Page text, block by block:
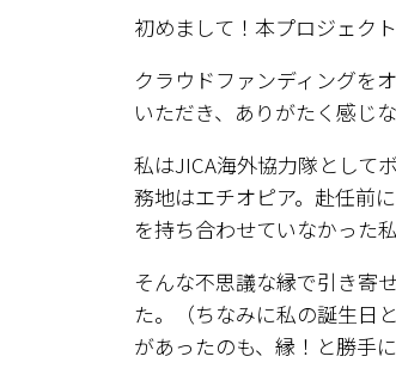
初めまして！本プロジェク
クラウドファンディングを
いただき、ありがたく感じ
私はJICA海外協力隊として
務地はエチオピア。赴任前
を持ち合わせていなかった私
そんな不思議な縁で引き寄
た。（ちなみに私の誕生日
があったのも、縁！と勝手